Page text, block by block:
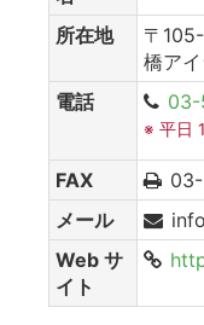
所在地
〒
橋ア
電話
03-
※ 平日
FAX
メール
Web サ
イト